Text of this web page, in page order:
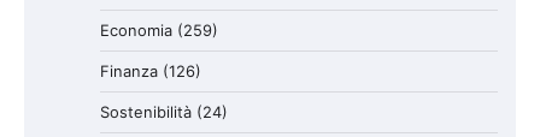
Economia (259)
Finanza (126)
Sostenibilità (24)